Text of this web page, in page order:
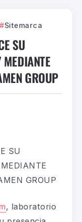
Sitemarca
SU
MEDIANTE
GROUP
SU
GROUP
, laboratorio